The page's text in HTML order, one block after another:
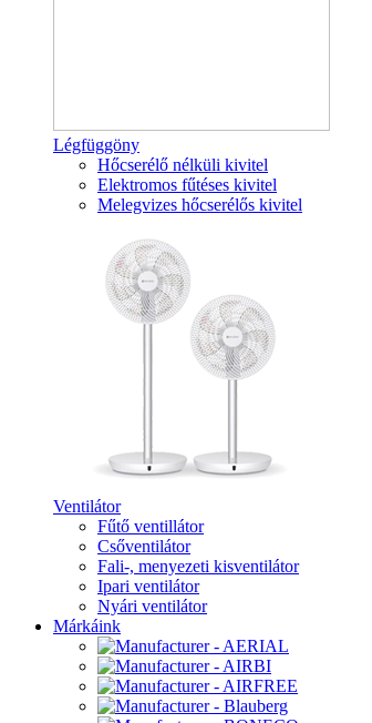
Légfüggöny
Hőcserélő nélküli kivitel
Elektromos fűtéses kivitel
Melegvizes hőcserélős kivitel
Ventilátor
Fűtő ventillátor
Csőventilátor
Fali-, menyezeti kisventilátor
Ipari ventilátor
Nyári ventilátor
Márkáink